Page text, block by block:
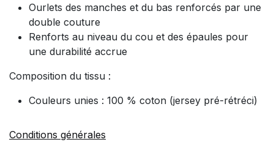
Ourlets des manches et du bas renforcés par une
double couture
Renforts au niveau du cou et des épaules pour
une durabilité accrue
Composition du tissu :
Couleurs unies : 100 % coton (jersey pré-rétréci)
Conditions générales